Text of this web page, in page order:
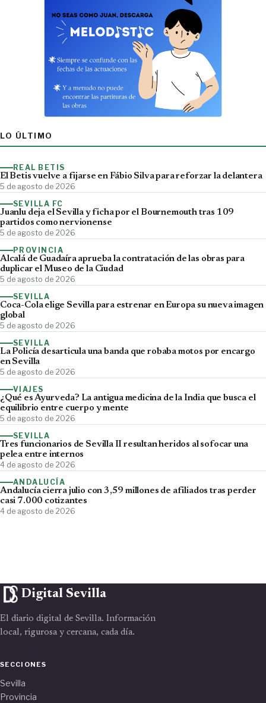
LO ÚLTIMO
REAL BETIS
El Betis vuelve a fijarse en Fábio Silva para reforzar la delantera
5 de agosto de 2026
SEVILLA FC
Juanlu deja el Sevilla y ficha por el Bournemouth tras 109
partidos como nervionense
5 de agosto de 2026
PROVINCIA
Alcalá de Guadaíra aprueba la contratación de las obras para
duplicar el Museo de la Ciudad
5 de agosto de 2026
SEVILLA
Coca-Cola elige Sevilla para estrenar en Europa su nueva imagen
global
5 de agosto de 2026
SEVILLA
La Policía desarticula una banda que robaba motos por encargo
en Sevilla
5 de agosto de 2026
VIAJES
¿Qué es Ayurveda? La antigua medicina de la India que busca el
equilibrio entre cuerpo y mente
5 de agosto de 2026
SEVILLA
Tres funcionarios de Sevilla II resultan heridos al sofocar una
pelea entre internos
4 de agosto de 2026
ANDALUCÍA
Andalucía cierra julio con 3,59 millones de afiliados tras perder
casi 7.000 cotizantes
4 de agosto de 2026
Digital Sevilla
El diario digital de Sevilla. Información
local, rigurosa y cercana, cada día.
SECCIONES
Sevilla
Provincia